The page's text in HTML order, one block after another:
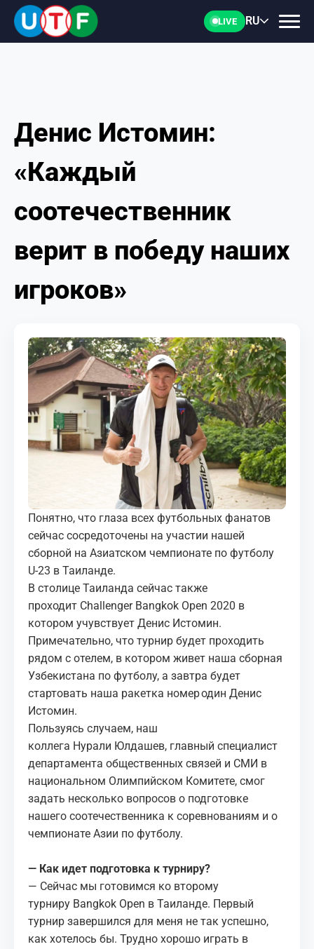
LIVE RU
ГЛАВНАЯ
ФТУ
НОВОСТИ
ДОКУМЕНТЫ
ПЕРСОНАЛИИ
КОРТЫ
КОНТАКТЫ
UZ-PIN
Денис Истомин:
«Каждый
соотечественник
верит в победу наших
игроков»
Понятно, что глаза всех футбольных фанатов
сейчас сосредоточены на участии нашей
сборной на Азиатском чемпионате по футболу
U-23 в Таиланде.
В столице Таиланда сейчас также
проходит Challenger Bangkok Open 2020 в
котором учувствует Денис Истомин.
Примечательно, что турнир будет проходить
рядом с отелем, в котором живет наша сборная
Узбекистана по футболу, а завтра будет
стартовать наша ракетка номер один Денис
Истомин.
Пользуясь случаем, наш
коллега Нурали Юлдашев, главный специалист
департамента общественных связей и СМИ в
национальном Олимпийском Комитете, смог
задать несколько вопросов о подготовке
нашего соотечественника к соревнованиям и о
чемпионате Азии по футболу.
— Как идет подготовка к турниру?
— Сейчас мы готовимся ко второму
турниру Bangkok Open в Таиланде. Первый
турнир завершился для меня не так успешно,
как хотелось бы. Трудно хорошо играть в